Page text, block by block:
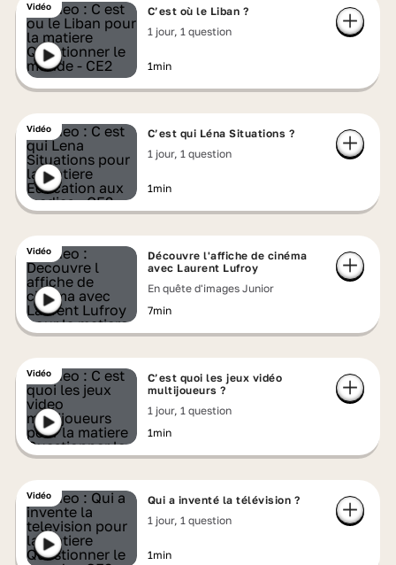
Vidéo
C’est où le Liban ?
1 jour, 1 question
1min
Vidéo
C’est qui Léna Situations ?
1 jour, 1 question
1min
Vidéo
Découvre l'affiche de cinéma
avec Laurent Lufroy
En quête d'images Junior
7min
Vidéo
C’est quoi les jeux vidéo
multijoueurs ?
1 jour, 1 question
1min
Vidéo
Qui a inventé la télévision ?
1 jour, 1 question
1min